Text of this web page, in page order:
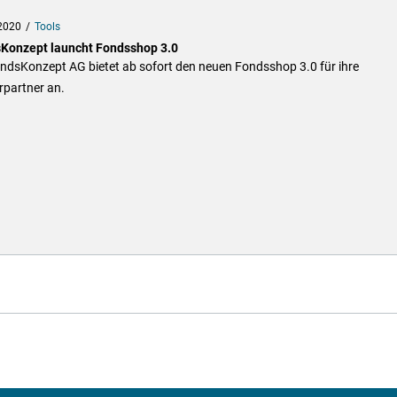
Tools
launcht Fondsshop 3.0
AG bietet ab sofort den neuen Fondsshop 3.0 für ihre
an.